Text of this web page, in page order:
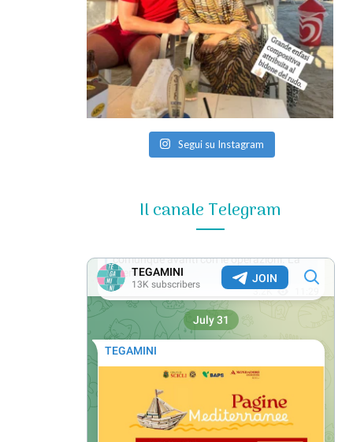
Segui su Instagram
Il canale Telegram